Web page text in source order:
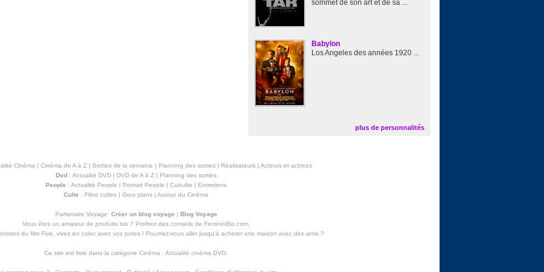
sommet de son art et de sa ...
Babylon
Los Angeles des années 1920 ...
plus de personnalités
Cinéma | Cinéma de A à Z| Sorties de la semaine | Planning des sorties| Réalisateurs| Acteurs et actrices
Dvd: Actualité DVD| DVD de A à Z| Planning des sorties
People : Actualité People | Portrait People | Culculte | Entretiens
Culte : Films cultes | Gros plans | Autour du Cinéma
Partenaire Voyage: Créer un blog voyage | Blog Voyage
Vous êtes un amateur de produits bio ? Profitez des conseils de FemininBio.com.
du film Five, vivez en coloc avec vos potes ! Pourriez-vous aller jusqu'à acheter une maison avec des amis?
Ce site est listé dans la catégorie Cinéma : Actualité cinéma DVD